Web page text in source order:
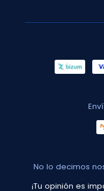
No lo decimos
¡Tu opinión es